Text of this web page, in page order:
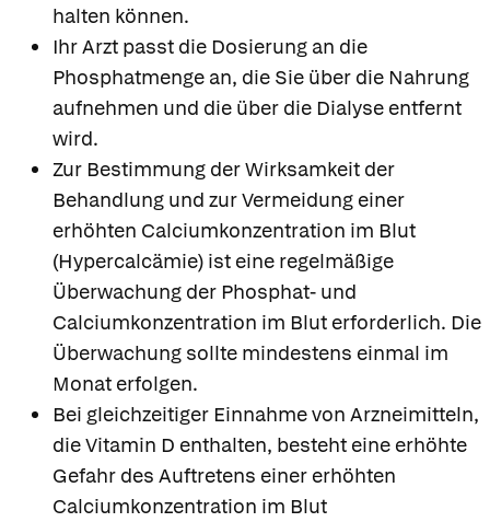
halten können.
Ihr Arzt passt die Dosierung an die
Phosphatmenge an, die Sie über die Nahrung
aufnehmen und die über die Dialyse entfernt
wird.
Zur Bestimmung der Wirksamkeit der
Behandlung und zur Vermeidung einer
erhöhten Calciumkonzentration im Blut
(Hypercalcämie) ist eine regelmäßige
Überwachung der Phosphat- und
Calciumkonzentration im Blut erforderlich. Die
Überwachung sollte mindestens einmal im
Monat erfolgen.
Bei gleichzeitiger Einnahme von Arzneimitteln,
die Vitamin D enthalten, besteht eine erhöhte
Gefahr des Auftretens einer erhöhten
Calciumkonzentration im Blut